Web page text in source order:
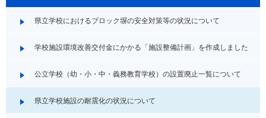
県立学校におけるブロック塀の安全対策等の状況について
学校施設環境改善交付金にかかる「施設整備計画」を作成しました
公立学校（幼・小・中・義務教育学校）の設置廃止一覧について
県立学校施設の耐震化の状況について